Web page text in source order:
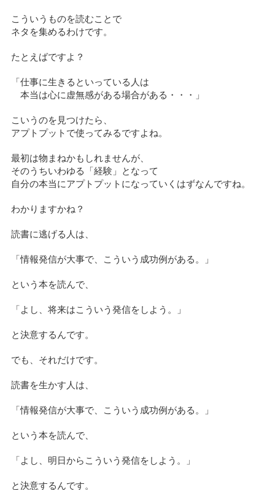
こういうものを読むことで
ネタを集めるわけです。
たとえばですよ？
「仕事に生きるといっている人は
本当は心に虚無感がある場合がある・・・」
こいうのを見つけたら、
アプトプットで使ってみるですよね。
最初は物まねかもしれませんが、
そのうちいわゆる「経験」となって
自分の本当にアプトプットになっていくはずなんですね。
わかりますかね？
読書に逃げる人は、
「情報発信が大事で、こういう成功例がある。」
という本を読んで、
「よし、将来はこういう発信をしよう。」
と決意するんです。
でも、それだけです。
読書を生かす人は、
「情報発信が大事で、こういう成功例がある。」
という本を読んで、
「よし、明日からこういう発信をしよう。」
と決意するんです。